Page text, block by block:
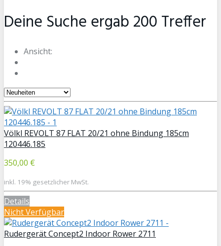
Deine Suche ergab200Treffer
Ansicht:
Völkl REVOLT 87 FLAT 20/21 ohne Bindung 185cm
120446.185
350,00 €
inkl. 19% gesetzlicher MwSt.
Details
Nicht Verfügbar
Rudergerät Concept2 Indoor Rower 2711